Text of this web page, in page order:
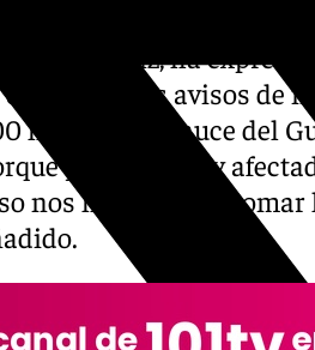
Presidencia, Interior,
Sanz, ha
efectos de los avisos de
horas en el cauce del
ya se vio muy
nos ha llevado a